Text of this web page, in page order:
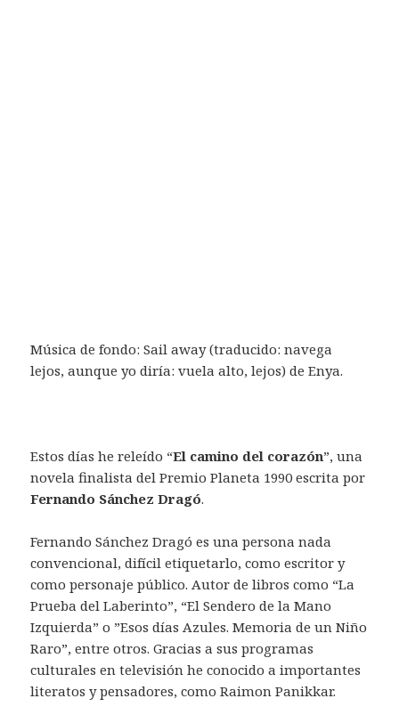
Música de fondo: Sail away (traducido: navega
lejos, aunque yo diría: vuela alto, lejos) de Enya.
Estos días he releído “El camino del corazón”, una
novela finalista del Premio Planeta 1990 escrita por
Fernando Sánchez Dragó.
Fernando Sánchez Dragó es una persona nada
convencional, difícil etiquetarlo, como escritor y
como personaje público. Autor de libros como “La
Prueba del Laberinto”, “El Sendero de la Mano
Izquierda” o ”Esos días Azules. Memoria de un Niño
Raro”, entre otros. Gracias a sus programas
culturales en televisión he conocido a importantes
literatos y pensadores, como Raimon Panikkar.